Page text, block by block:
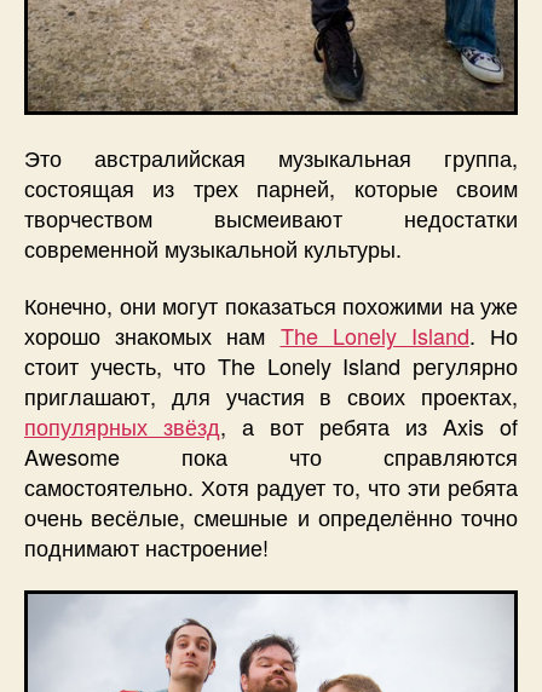
Это австралийская музыкальная группа,
состоящая из трех парней, которые своим
творчеством высмеивают недостатки
современной музыкальной культуры.
Конечно, они могут показаться похожими на уже
хорошо знакомых нам The Lonely Island. Но
стоит учесть, что The Lonely Island регулярно
приглашают, для участия в своих проектах,
популярных звёзд, а вот ребята из Axis of
Awesome пока что справляются
самостоятельно. Хотя радует то, что эти ребята
очень весёлые, смешные и определённо точно
поднимают настроение!